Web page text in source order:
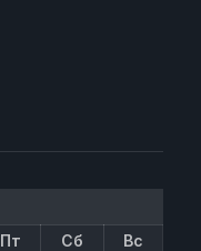
Пт Сб
Вс